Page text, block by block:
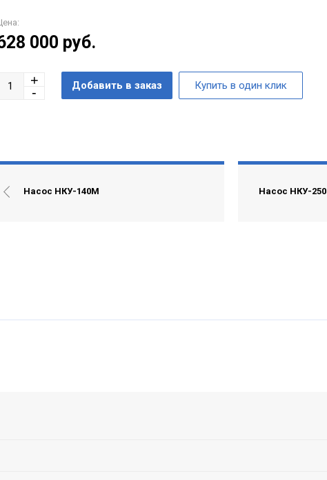
000 руб.
Насос НКУ-140М Насос НКУ-250